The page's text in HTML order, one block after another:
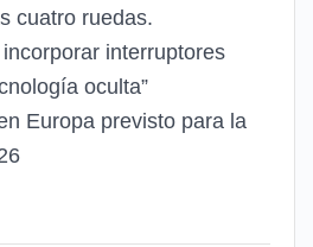
cuatro ruedas.
interruptores
oculta”
Europa previsto para la